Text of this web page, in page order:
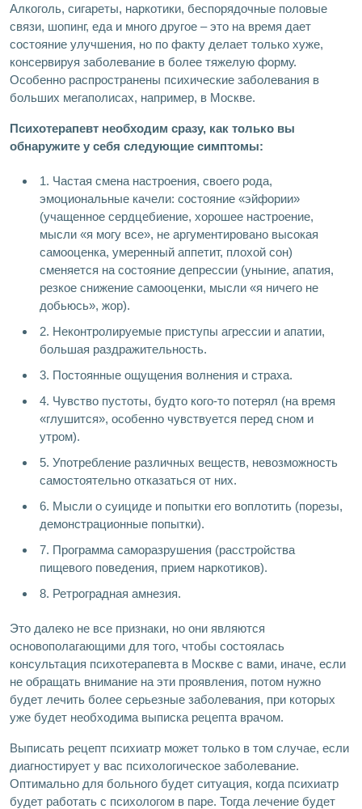
Алкоголь, сигареты, наркотики, беспорядочные половые
связи, шопинг, еда и много другое – это на время дает
состояние улучшения, но по факту делает только хуже,
консервируя заболевание в более тяжелую форму.
Особенно распространены психические заболевания в
больших мегаполисах, например, в Москве.
Психотерапевт необходим сразу, как только вы
обнаружите у себя следующие симптомы:
1. Частая смена настроения, своего рода,
эмоциональные качели: состояние «эйфории»
(учащенное сердцебиение, хорошее настроение,
мысли «я могу все», не аргументировано высокая
самооценка, умеренный аппетит, плохой сон)
сменяется на состояние депрессии (уныние, апатия,
резкое снижение самооценки, мысли «я ничего не
добьюсь», жор).
2. Неконтролируемые приступы агрессии и апатии,
большая раздражительность.
3. Постоянные ощущения волнения и страха.
4. Чувство пустоты, будто кого-то потерял (на время
«глушится», особенно чувствуется перед сном и
утром).
5. Употребление различных веществ, невозможность
самостоятельно отказаться от них.
6. Мысли о суициде и попытки его воплотить (порезы,
демонстрационные попытки).
7. Программа саморазрушения (расстройства
пищевого поведения, прием наркотиков).
8. Ретроградная амнезия.
Это далеко не все признаки, но они являются
основополагающими для того, чтобы состоялась
консультация психотерапевта в Москве с вами, иначе, если
не обращать внимание на эти проявления, потом нужно
будет лечить более серьезные заболевания, при которых
уже будет необходима выписка рецепта врачом.
Выписать рецепт психиатр может только в том случае, если
диагностирует у вас психологическое заболевание.
Оптимально для больного будет ситуация, когда психиатр
будет работать с психологом в паре. Тогда лечение будет